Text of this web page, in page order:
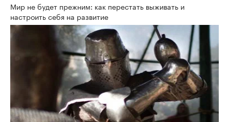
Мир не будет прежним: как перестать выживать и
настроить себя на развитие